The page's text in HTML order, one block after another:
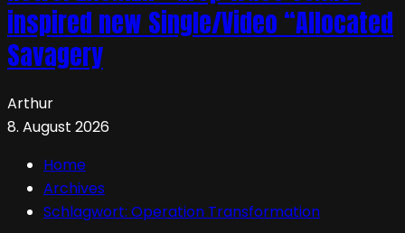
inspired new Single/Video “Allocated
Savagery
Arthur
8. August 2026
Home
Archives
Schlagwort: Operation Transformation